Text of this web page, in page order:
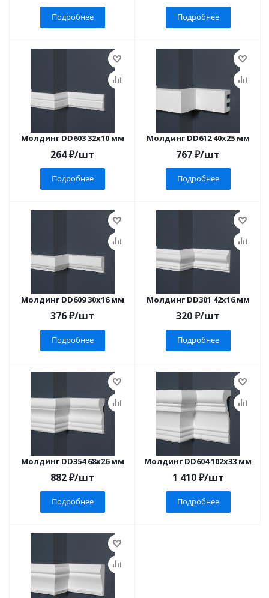
Подробнее Подробнее
Молдинг DD603 32x10 мм
264₽/шт
Подробнее
Молдинг DD612 40x25 мм
767₽/шт
Подробнее
Молдинг DD609 30x16 мм
376₽/шт
Подробнее
Молдинг DD301 42x16 мм
320₽/шт
Подробнее
Молдинг DD354 68x26 мм
882₽/шт
Подробнее
Молдинг DD604 102x33 мм
1 410₽/шт
Подробнее